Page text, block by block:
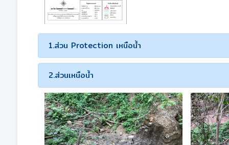
1.ส่วน Protection เหนือน้ำ
2.ส่วนเหนือน้ำ